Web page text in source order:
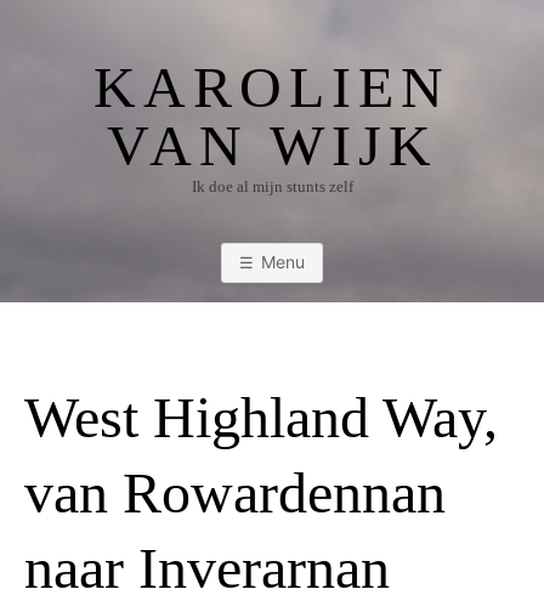
KAROLIEN
VAN WIJK
Ik doe al mijn stunts zelf
Menu
West Highland Way,
van Rowardennan
naar Inverarnan